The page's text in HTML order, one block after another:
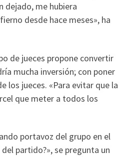
dejado, me hubiera
desde hace meses», ha
de jueces propone convertir
mucha inversión; con poner
los jueces. «Para evitar que la
que meter a todos los
portavoz del grupo en el
partido?», se pregunta un